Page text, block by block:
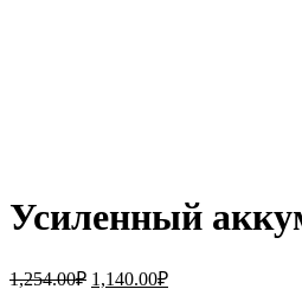
Усиленный
1,254.00₽ Первоначальная
1,140.00₽Текущая